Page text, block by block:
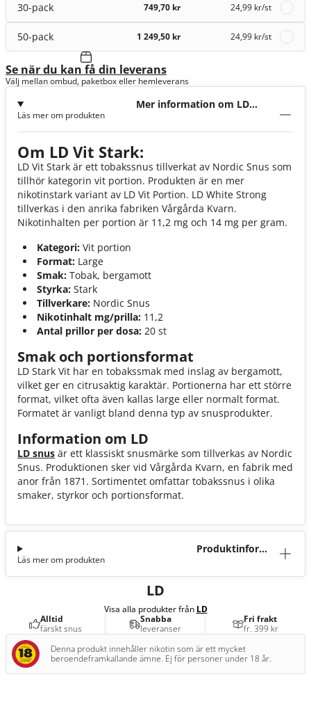
30-pack 749,70 kr 24,99 kr/st
50-pack 1 249,50 kr 24,99 kr/st
Se när du kan få din leverans
Välj mellan ombud, paketbox eller hemleverans
Mer information om LD
Läs mer om produkten
Om LD Vit Stark:
LD Vit Stark är ett tobakssnus tillverkat av Nordic Snus som
tillhör kategorin vit portion. Produkten är en mer
nikotinstark variant av LD Vit Portion. LD White Strong
tillverkas i den anrika fabriken Vårgårda Kvarn.
Nikotinhalten per portion är 11,2 mg och 14 mg per gram.
Kategori: Vit portion
Format: Large
Smak: Tobak, bergamott
Styrka: Stark
Tillverkare: Nordic Snus
Nikotinhalt mg/prilla: 11,2
Antal prillor per dosa: 20 st
Smak och portionsformat
LD Stark Vit har en tobakssmak med inslag av bergamott,
vilket ger en citrusaktig karaktär. Portionerna har ett större
format, vilket ofta även kallas large eller normalt format.
Formatet är vanligt bland denna typ av snusprodukter.
Information om LD
LD snus är ett klassiskt snusmärke som tillverkas av Nordic
Snus. Produktionen sker vid Vårgårda Kvarn, en fabrik med
anor från 1871. Sortimentet omfattar tobakssnus i olika
smaker, styrkor och portionsformat.
Produktinforma
Läs mer om produkten
LD
Visa alla produkter från LD
Alltid
färskt snus
Snabba
leveranser
Fri frakt
fr. 399 kr
Denna produkt innehåller nikotin som är ett mycket
beroendeframkallande ämne. Ej för personer under 18 år.